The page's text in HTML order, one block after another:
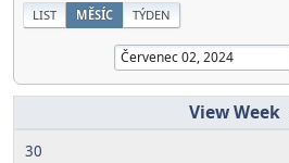
LIST MĚSÍC TÝDEN
30